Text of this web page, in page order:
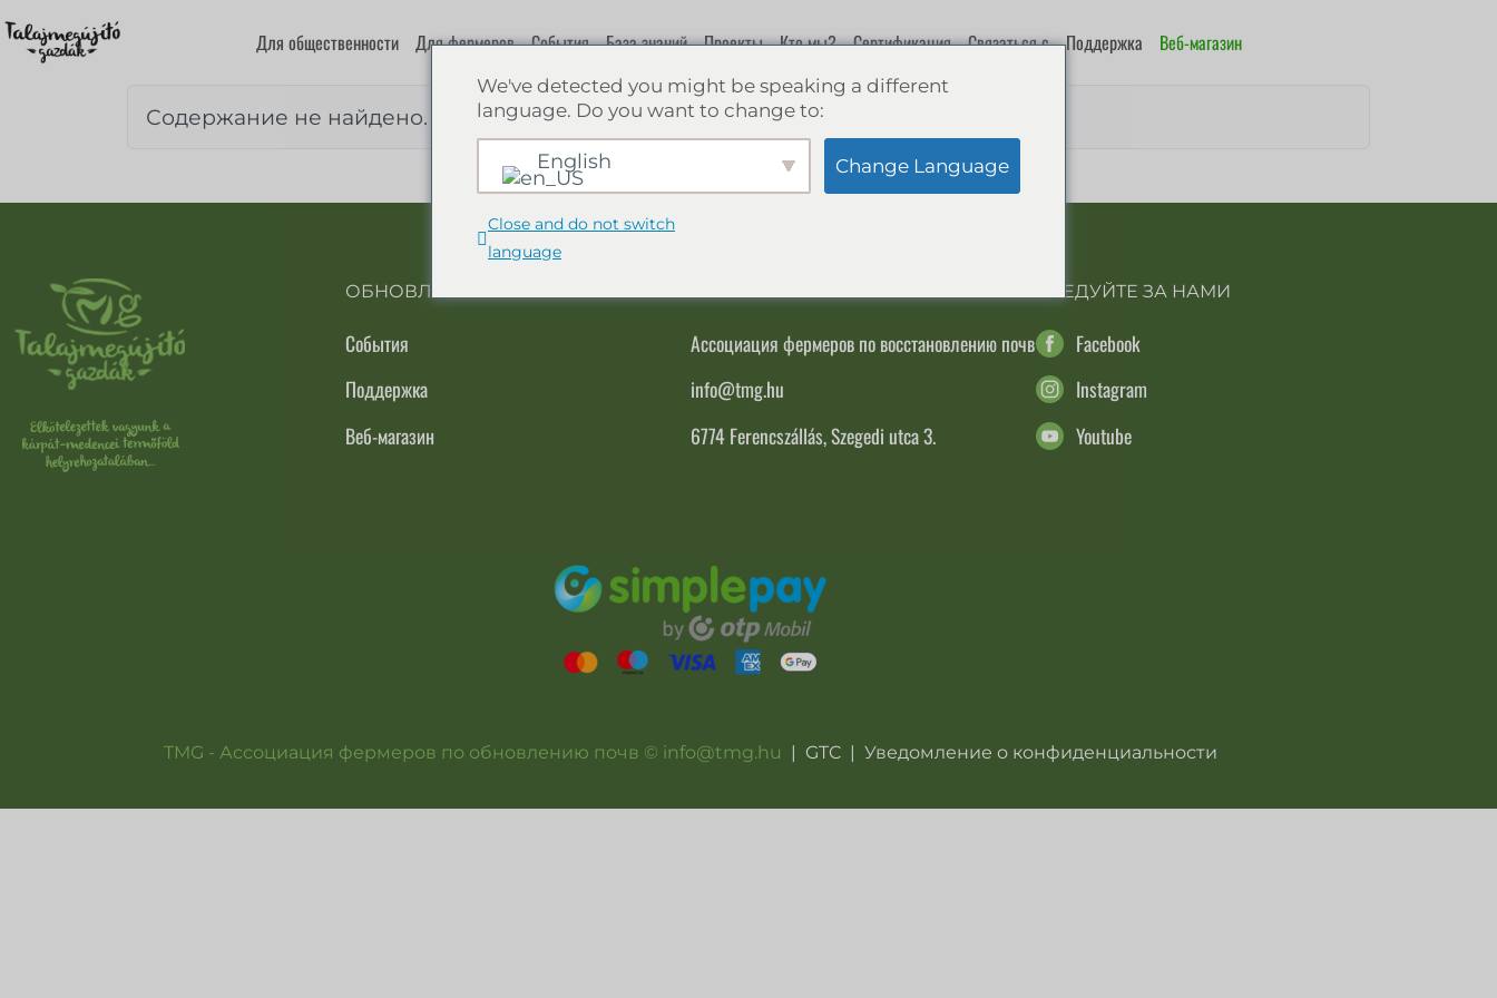
Для общественности Для фермеров События База знаний Проекты Кто мы? Сертификация Связаться с Поддержка Веб-магазин
Содержание не найдено.
ОБНОВЛЕНИЯ
События
Поддержка
Веб-магазин
Ассоциация фермеров по восстановлению почв
info@tmg.hu
6774 Ferencszállás, Szegedi utca 3.
СЛЕДУЙТЕ ЗА НАМИ
Facebook
Instagram
Youtube
TMG - Ассоциация фермеров по обновлению почв © info@tmg.hu | GTC | Уведомление о конфиденциальности
We've detected you might be speaking a different
language. Do you want to change to:
English Change Language
Close and do not switch
language